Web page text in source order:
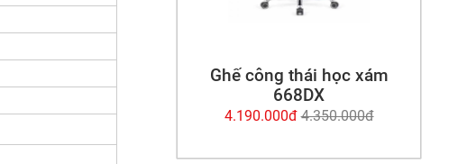
Ghế công thái học xám
668DX
4.190.000đ 4.350.000đ